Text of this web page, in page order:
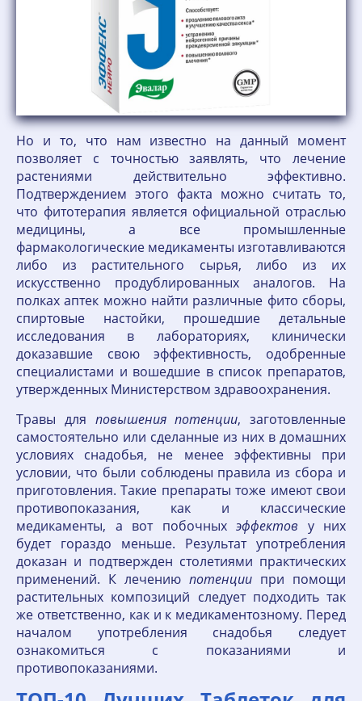
Но и то, что нам известно на данный момент
позволяет с точностью заявлять, что лечение
растениями действительно эффективно.
Подтверждением этого факта можно считать то,
что фитотерапия является официальной отраслью
медицины, а все промышленные
фармакологические медикаменты изготавливаются
либо из растительного сырья, либо из их
искусственно продублированных аналогов. На
полках аптек можно найти различные фито сборы,
спиртовые настойки, прошедшие детальные
исследования в лабораториях, клинически
доказавшие свою эффективность, одобренные
специалистами и вошедшие в список препаратов,
утвержденных Министерством здравоохранения.
Травы для повышения потенции, заготовленные
самостоятельно или сделанные из них в домашних
условиях снадобья, не менее эффективны при
условии, что были соблюдены правила из сбора и
приготовления. Такие препараты тоже имеют свои
противопоказания, как и классические
медикаменты, а вот побочных эффектов у них
будет гораздо меньше. Результат употребления
доказан и подтвержден столетиями практических
применений. К лечению потенции при помощи
растительных композиций следует подходить так
же ответственно, как и к медикаментозному. Перед
началом употребления снадобья следует
ознакомиться с показаниями и
противопоказаниями.